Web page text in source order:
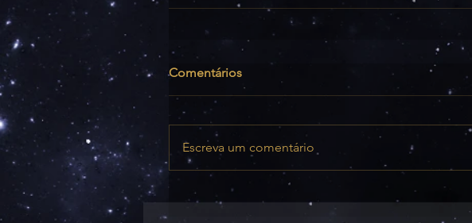
Comentários
Escreva um comentário